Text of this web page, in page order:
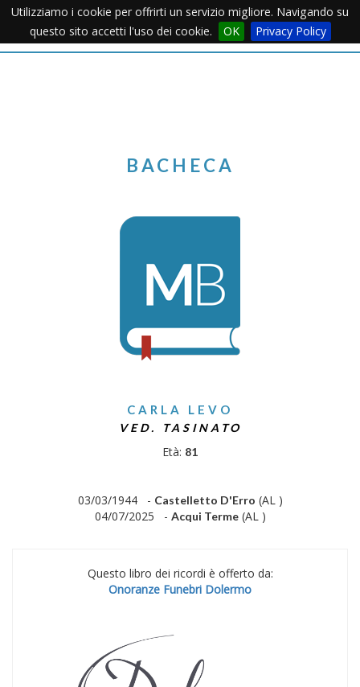
Utilizziamo i cookie per offrirti un servizio migliore. Navigando su
questo sito accetti l'uso dei cookie.
OK Privacy PolicyMenu
BACHECA
CARLA LEVO
VED. TASINATO
Età: 81
03/03/1944 - Castelletto D'Erro (AL )
04/07/2025 - Acqui Terme(AL )
Questo libro dei ricordi è offerto da:
Onoranze Funebri Dolermo